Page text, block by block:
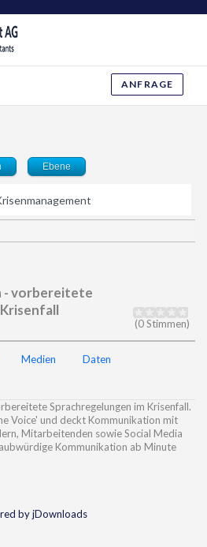
ANFRAGE
Ebene
- vorbereitete
(0 Stimmen)
Medien Daten
Sprachregelungen im Krisenfall.
Voice' und deckt Kommunikation mit
Mitarbeitenden sowie Social Media
Kommunikation ab Minute
by jDownloads